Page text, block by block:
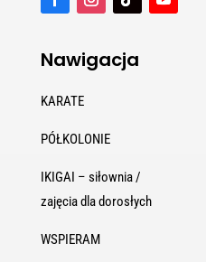
Nawigacja
KARATE
PÓŁKOLONIE
IKIGAI – siłownia /
zajęcia dla dorosłych
WSPIERAM